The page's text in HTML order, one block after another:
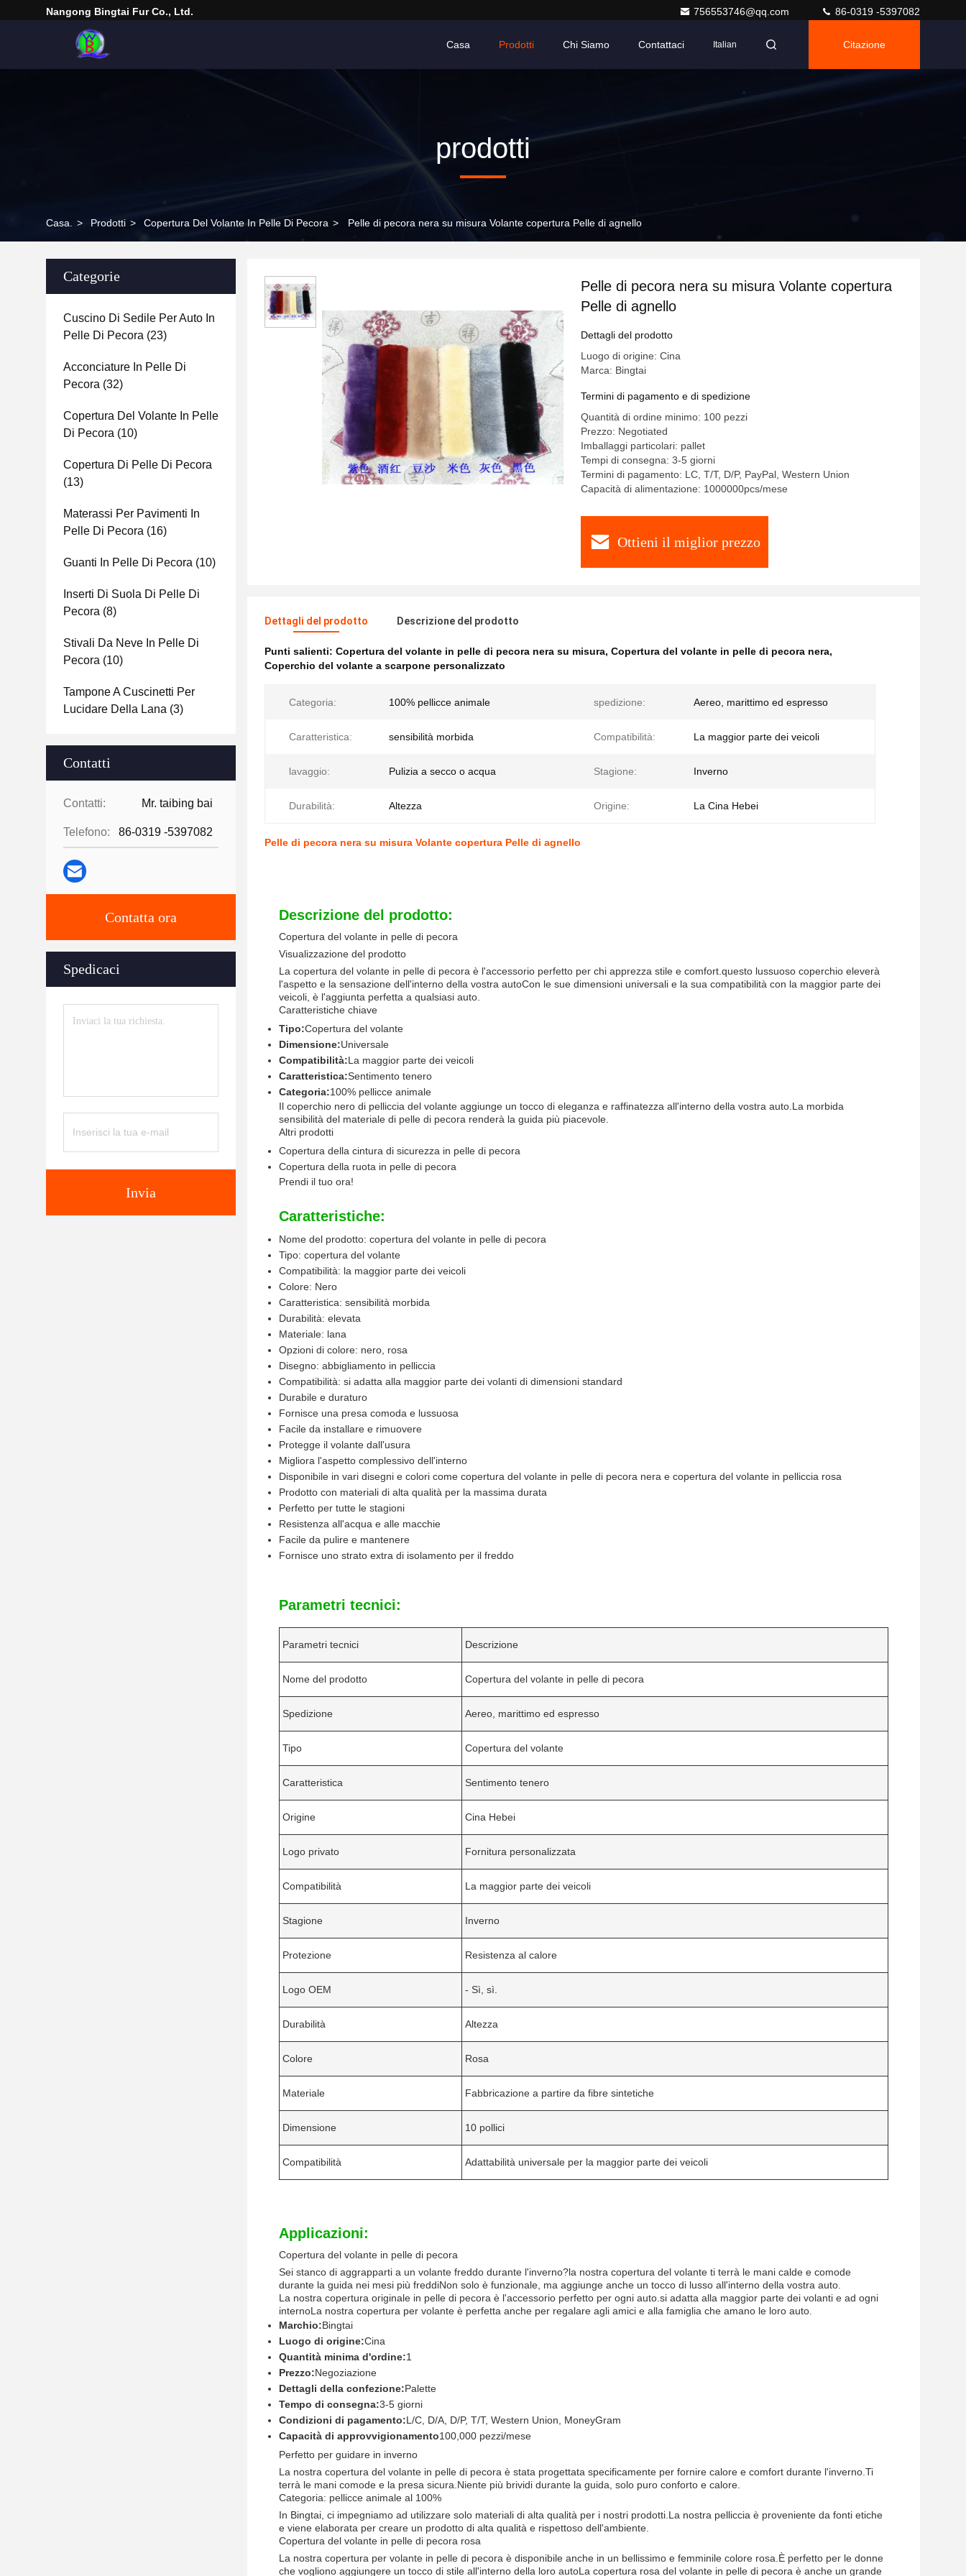
Nangong Bingtai Fur Co., Ltd. 756553746@qq.com 86-0319 -5397082
Casa Prodotti Chi Siamo Contattaci Italian Citazione
prodotti
Casa. > Prodotti > Copertura Del Volante In Pelle Di Pecora > Pelle di pecora nera su misura Volante copertura Pelle di agnello
Categorie
Cuscino Di Sedile Per Auto In
Pelle Di Pecora (23)
Acconciature In Pelle Di
Pecora (32)
Copertura Del Volante In Pelle
Di Pecora (10)
Copertura Di Pelle Di Pecora
(13)
Materassi Per Pavimenti In
Pelle Di Pecora (16)
Guanti In Pelle Di Pecora (10)
Inserti Di Suola Di Pelle Di
Pecora (8)
Stivali Da Neve In Pelle Di
Pecora (10)
Tampone A Cuscinetti Per
Lucidare Della Lana (3)
Contatti
Contatti: Mr. taibing bai
Telefono: 86-0319 -5397082
Contatta ora
Spedicaci
Invia
Pelle di pecora nera su misura Volante copertura
Pelle di agnello
Dettagli del prodotto
Luogo di origine: Cina
Marca: Bingtai
Termini di pagamento e di spedizione
Quantità di ordine minimo: 100 pezzi
Prezzo: Negotiated
Imballaggi particolari: pallet
Tempi di consegna: 3-5 giorni
Termini di pagamento: LC, T/T, D/P, PayPal, Western Union
Capacità di alimentazione: 1000000pcs/mese
Ottieni il miglior prezzo
Dettagli del prodotto Descrizione del prodotto
Punti salienti: Copertura del volante in pelle di pecora nera su misura, Copertura del volante in pelle di pecora nera,
Coperchio del volante a scarpone personalizzato
Categoria: 100% pellicce animale spedizione: Aereo, marittimo ed espresso
Caratteristica: sensibilità morbida Compatibilità: La maggior parte dei veicoli
lavaggio: Pulizia a secco o acqua Stagione: Inverno
Durabilità: Altezza Origine: La Cina Hebei
Pelle di pecora nera su misura Volante copertura Pelle di agnello
Descrizione del prodotto:
Copertura del volante in pelle di pecora
Visualizzazione del prodotto
La copertura del volante in pelle di pecora è l'accessorio perfetto per chi apprezza stile e comfort.questo lussuoso coperchio eleverà
l'aspetto e la sensazione dell'interno della vostra autoCon le sue dimensioni universali e la sua compatibilità con la maggior parte dei
veicoli, è l'aggiunta perfetta a qualsiasi auto.
Caratteristiche chiave
Tipo:Copertura del volante
Dimensione:Universale
Compatibilità:La maggior parte dei veicoli
Caratteristica:Sentimento tenero
Categoria:100% pellicce animale
Il coperchio nero di pelliccia del volante aggiunge un tocco di eleganza e raffinatezza all'interno della vostra auto.La morbida
sensibilità del materiale di pelle di pecora renderà la guida più piacevole.
Altri prodotti
Copertura della cintura di sicurezza in pelle di pecora
Copertura della ruota in pelle di pecora
Prendi il tuo ora!
Caratteristiche:
Nome del prodotto: copertura del volante in pelle di pecora
Tipo: copertura del volante
Compatibilità: la maggior parte dei veicoli
Colore: Nero
Caratteristica: sensibilità morbida
Durabilità: elevata
Materiale: lana
Opzioni di colore: nero, rosa
Disegno: abbigliamento in pelliccia
Compatibilità: si adatta alla maggior parte dei volanti di dimensioni standard
Durabile e duraturo
Fornisce una presa comoda e lussuosa
Facile da installare e rimuovere
Protegge il volante dall'usura
Migliora l'aspetto complessivo dell'interno
Disponibile in vari disegni e colori come copertura del volante in pelle di pecora nera e copertura del volante in pelliccia rosa
Prodotto con materiali di alta qualità per la massima durata
Perfetto per tutte le stagioni
Resistenza all'acqua e alle macchie
Facile da pulire e mantenere
Fornisce uno strato extra di isolamento per il freddo
Parametri tecnici:
Parametri tecnici Descrizione
Nome del prodotto Copertura del volante in pelle di pecora
Spedizione Aereo, marittimo ed espresso
Tipo Copertura del volante
Caratteristica Sentimento tenero
Origine Cina Hebei
Logo privato Fornitura personalizzata
Compatibilità La maggior parte dei veicoli
Stagione Inverno
Protezione Resistenza al calore
Logo OEM - Sì, sì.
Durabilità Altezza
Colore Rosa
Materiale Fabbricazione a partire da fibre sintetiche
Dimensione 10 pollici
Compatibilità Adattabilità universale per la maggior parte dei veicoli
Applicazioni:
Copertura del volante in pelle di pecora
Sei stanco di aggrapparti a un volante freddo durante l'inverno?la nostra copertura del volante ti terrà le mani calde e comode
durante la guida nei mesi più freddiNon solo è funzionale, ma aggiunge anche un tocco di lusso all'interno della vostra auto.
La nostra copertura originale in pelle di pecora è l'accessorio perfetto per ogni auto.si adatta alla maggior parte dei volanti e ad ogni
internoLa nostra copertura per volante è perfetta anche per regalare agli amici e alla famiglia che amano le loro auto.
Marchio:Bingtai
Luogo di origine:Cina
Quantità minima d'ordine:1
Prezzo:Negoziazione
Dettagli della confezione:Palette
Tempo di consegna:3-5 giorni
Condizioni di pagamento:L/C, D/A, D/P, T/T, Western Union, MoneyGram
Capacità di approvvigionamento100,000 pezzi/mese
Perfetto per guidare in inverno
La nostra copertura del volante in pelle di pecora è stata progettata specificamente per fornire calore e comfort durante l'inverno.Ti
terrà le mani comode e la presa sicura.Niente più brividi durante la guida, solo puro conforto e calore.
Categoria: pellicce animale al 100%
In Bingtai, ci impegniamo ad utilizzare solo materiali di alta qualità per i nostri prodotti.La nostra pelliccia è proveniente da fonti etiche
e viene elaborata per creare un prodotto di alta qualità e rispettoso dell'ambiente.
Copertura del volante in pelle di pecora rosa
La nostra copertura per volante in pelle di pecora è disponibile anche in un bellissimo e femminile colore rosa.È perfetto per le donne
che vogliono aggiungere un tocco di stile all'interno della loro autoLa copertura rosa del volante in pelle di pecora è anche un grande